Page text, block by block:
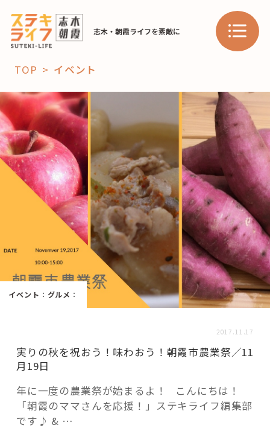
志木・朝霞ライフを素敵に
「コト」
子育て
暮らし
おすすめ
スポット 学び・教育
「場」
HAREL HAREL
活用事例
fleXe リノベ事例
「ひと」
TOP イベント
イベント ： グルメ ：
2017.11.17
実りの秋を祝おう！味わおう！朝霞市農業祭／11
月19日
年に一度の農業祭が始まるよ！ こんにちは！
「朝霞のママさんを応援！」ステキライフ編集部
です♪ & …